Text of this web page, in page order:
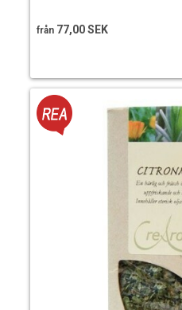
från 77,00 SEK